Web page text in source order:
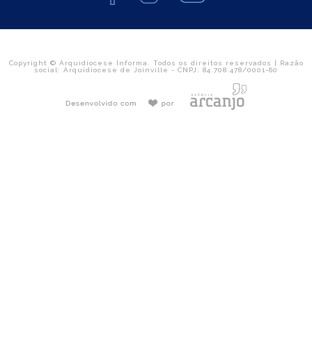
Copyright © Arquidiocese Informa. Todos os direitos reservados | Razão
social: Arquidiocese de Joinville - CNPJ: 84.708.478/0001-60